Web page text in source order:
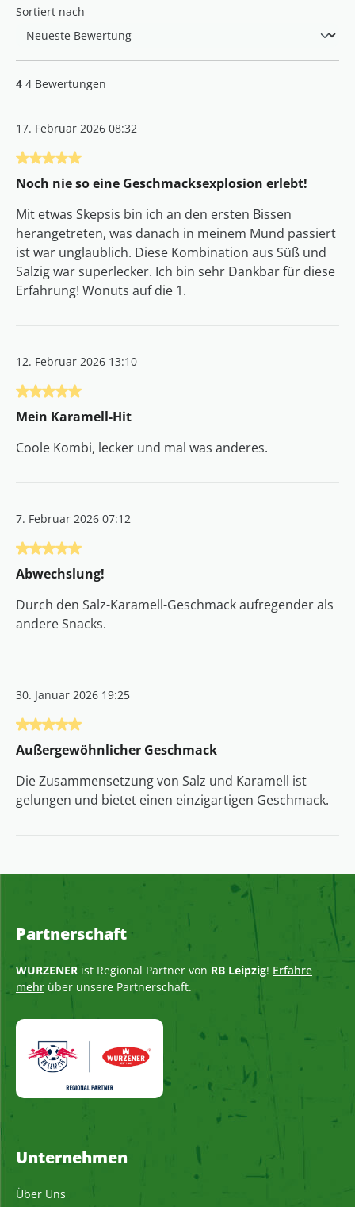
Sortiert nach
4 4 Bewertungen
17. Februar 2026 08:32
Bewertung mit 5 von 5 Sternen
Noch nie so eine Geschmacksexplosion erlebt!
Mit etwas Skepsis bin ich an den ersten Bissen
herangetreten, was danach in meinem Mund passiert
ist war unglaublich. Diese Kombination aus Süß und
Salzig war superlecker. Ich bin sehr Dankbar für diese
Erfahrung! Wonuts auf die 1.
12. Februar 2026 13:10
Bewertung mit 5 von 5 Sternen
Mein Karamell-Hit
Coole Kombi, lecker und mal was anderes.
7. Februar 2026 07:12
Bewertung mit 5 von 5 Sternen
Abwechslung!
Durch den Salz-Karamell-Geschmack aufregender als
andere Snacks.
30. Januar 2026 19:25
Bewertung mit 5 von 5 Sternen
Außergewöhnlicher Geschmack
Die Zusammensetzung von Salz und Karamell ist
gelungen und bietet einen einzigartigen Geschmack.
Partnerschaft
WURZENER ist Regional Partner von RB Leipzig! Erfahre
mehr über unsere Partnerschaft.
Unternehmen
Über Uns